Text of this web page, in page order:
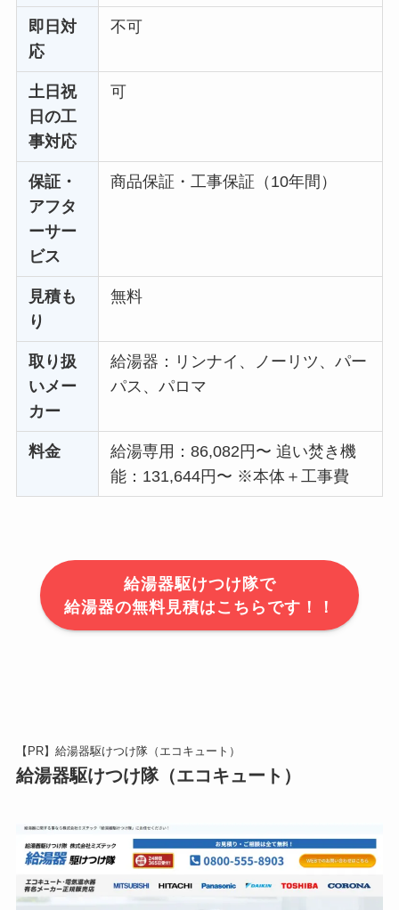
即日対
応
不可
土日祝
日の工
事対応
可
保証・
アフタ
ーサー
ビス
商品保証・工事保証（10年間）
見積も
り
無料
取り扱
いメー
カー
給湯器：リンナイ、ノーリツ、パー
パス、パロマ
料金
給湯専用：86,082円〜 追い焚き機
能：131,644円〜 ※本体＋工事費
給湯器駆けつけ隊で
給湯器の無料見積はこちらです！！
【PR】給湯器駆けつけ隊（エコキュート）
給湯器駆けつけ隊（エコキュート）